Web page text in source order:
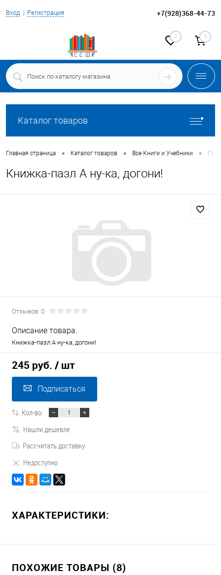
Вход Регистрация +7(928)368-44-73
0 0
Каталог товаров
Главная страница • Каталог товаров • Все Книги и Учебники •
Книжка-пазл А ну-ка, догони!
Отзывов: 0
Описание товара:
Книжка-пазл А ну-ка, догони!
245 руб. / шт
Подписаться
Кол-во:
Нашли дешевле
Рассчитать доставку
Недоступно
ХАРАКТЕРИСТИКИ:
ПОХОЖИЕ ТОВАРЫ (8)